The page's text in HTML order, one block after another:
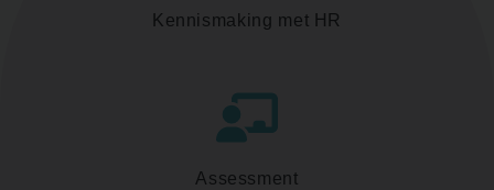
Kennismaking met HR
Assessment